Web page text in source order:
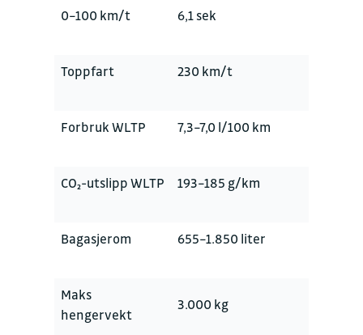
0–100 km/t 6,1 sek
Toppfart 230 km/t
Forbruk WLTP 7,3–7,0 l/100 km
CO₂-utslipp WLTP 193–185 g/km
Bagasjerom 655–1.850 liter
Maks
hengervekt
3.000 kg